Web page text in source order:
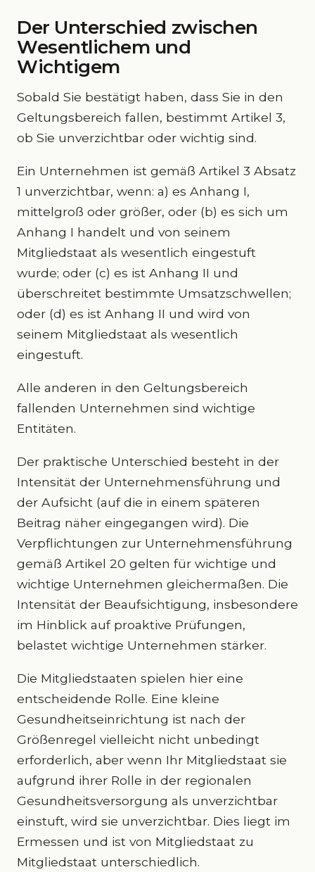
Der Unterschied zwischen
Wesentlichem und
Wichtigem
Sobald Sie bestätigt haben, dass Sie in den
Geltungsbereich fallen, bestimmt Artikel 3,
ob Sie unverzichtbar oder wichtig sind.
Ein Unternehmen ist gemäß Artikel 3 Absatz
1 unverzichtbar, wenn: a) es Anhang I,
mittelgroß oder größer, oder (b) es sich um
Anhang I handelt und von seinem
Mitgliedstaat als wesentlich eingestuft
wurde; oder (c) es ist Anhang II und
überschreitet bestimmte Umsatzschwellen;
oder (d) es ist Anhang II und wird von
seinem Mitgliedstaat als wesentlich
eingestuft.
Alle anderen in den Geltungsbereich
fallenden Unternehmen sind wichtige
Entitäten.
Der praktische Unterschied besteht in der
Intensität der Unternehmensführung und
der Aufsicht (auf die in einem späteren
Beitrag näher eingegangen wird). Die
Verpflichtungen zur Unternehmensführung
gemäß Artikel 20 gelten für wichtige und
wichtige Unternehmen gleichermaßen. Die
Intensität der Beaufsichtigung, insbesondere
im Hinblick auf proaktive Prüfungen,
belastet wichtige Unternehmen stärker.
Die Mitgliedstaaten spielen hier eine
entscheidende Rolle. Eine kleine
Gesundheitseinrichtung ist nach der
Größenregel vielleicht nicht unbedingt
erforderlich, aber wenn Ihr Mitgliedstaat sie
aufgrund ihrer Rolle in der regionalen
Gesundheitsversorgung als unverzichtbar
einstuft, wird sie unverzichtbar. Dies liegt im
Ermessen und ist von Mitgliedstaat zu
Mitgliedstaat unterschiedlich.